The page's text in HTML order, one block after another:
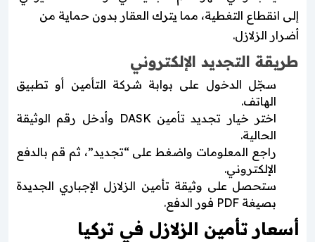
إلى انقطاع التغطية، مما يترك العقار بدون حماية من
أضرار الزلازل.
طريقة التجديد الإلكتروني
سجّل الدخول على بوابة شركة التأمين أو تطبيق
الهاتف.
اختر خيار تجديد تأمين DASK وأدخل رقم الوثيقة
الحالية.
راجع المعلومات واضغط على “تجديد”، ثم قم بالدفع
الإلكتروني.
ستحصل على وثيقة تأمين الزلازل الإجباري الجديدة
بصيغة PDF فور الدفع.
أسعار تأمين الزلازل في تركيا